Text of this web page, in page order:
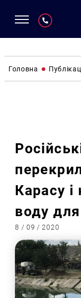
Головна
Карасу і
воду
8 / 09 / 2020